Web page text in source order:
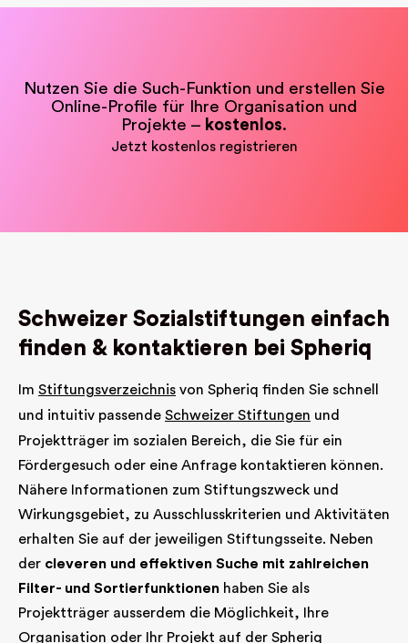
Nutzen Sie die Such-Funktion und erstellen Sie
Online-Profile für Ihre Organisation und
Projekte – kostenlos.
Jetzt kostenlos registrieren
Schweizer Sozialstiftungen einfach
finden & kontaktieren bei Spheriq
Im Stiftungsverzeichnis von Spheriq finden Sie schnell
und intuitiv passende Schweizer Stiftungen und
Projektträger im sozialen Bereich, die Sie für ein
Fördergesuch oder eine Anfrage kontaktieren können.
Nähere Informationen zum Stiftungszweck und
Wirkungsgebiet, zu Ausschlusskriterien und Aktivitäten
erhalten Sie auf der jeweiligen Stiftungsseite. Neben
der cleveren und effektiven Suche mit zahlreichen
Filter- und Sortierfunktionen haben Sie als
Projektträger ausserdem die Möglichkeit, Ihre
Organisation oder Ihr Projekt auf der Spheriq